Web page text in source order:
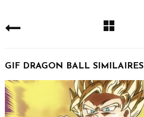
GIF DRAGON BALL SIMILAIRES